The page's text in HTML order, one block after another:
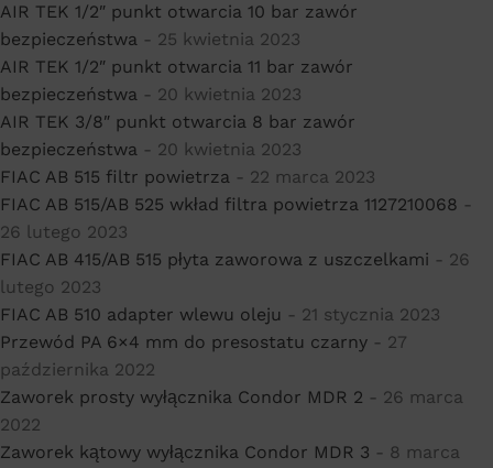
AIR TEK 1/2″ punkt otwarcia 10 bar zawór
bezpieczeństwa - 25 kwietnia 2023
AIR TEK 1/2″ punkt otwarcia 11 bar zawór
bezpieczeństwa - 20 kwietnia 2023
AIR TEK 3/8″ punkt otwarcia 8 bar zawór
bezpieczeństwa - 20 kwietnia 2023
FIAC AB 515 filtr powietrza - 22 marca 2023
FIAC AB 515/AB 525 wkład filtra powietrza 1127210068 -
26 lutego 2023
FIAC AB 415/AB 515 płyta zaworowa z uszczelkami - 26
lutego 2023
FIAC AB 510 adapter wlewu oleju - 21 stycznia 2023
Przewód PA 6×4 mm do presostatu czarny - 27
października 2022
Zaworek prosty wyłącznika Condor MDR 2 - 26 marca
2022
Zaworek kątowy wyłącznika Condor MDR 3 - 8 marca